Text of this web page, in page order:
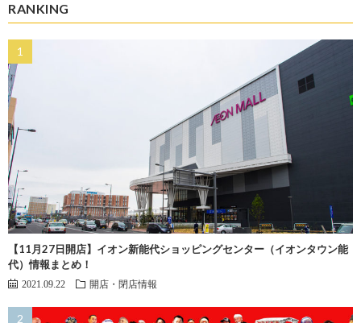
RANKING
【11月27日開店】イオン新能代ショッピングセンター（イオンタウン能
代）情報まとめ！
2021.09.22 開店・閉店情報